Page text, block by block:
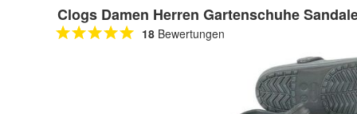
Clogs Damen Herren Gartenschuhe
18 Bewertungen